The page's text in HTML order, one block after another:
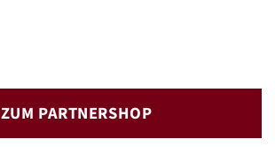
ZUM PARTNERSHOP